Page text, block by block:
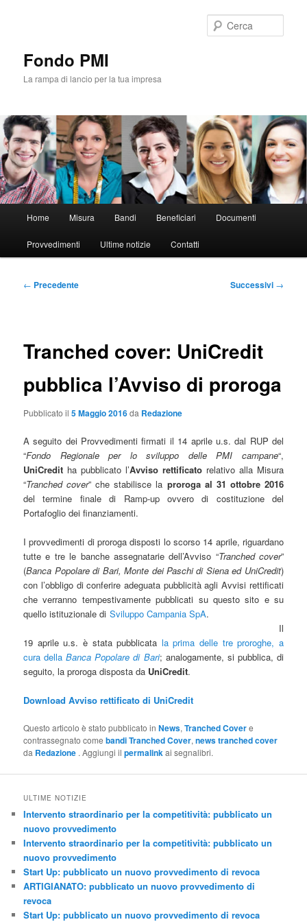
Fondo PMI
La rampa di lancio per la tua impresa
principale
Home Misura Bandi Beneficiari Documenti
Provvedimenti Ultime notizie Contatti
Navigazione
← Precedente Successivi →
Tranched cover: UniCredit
pubblica l’Avviso di proroga
Pubblicato il5 Maggio 2016da Redazione
A seguito dei Provvedimenti firmati il 14 aprile u.s. dal RUP del
“Fondo Regionale per lo sviluppo delle PMI campane“,
UniCredit ha pubblicato l’Avviso rettificato relativo alla Misura
“Tranched cover” che stabilisce la proroga al 31 ottobre 2016
del termine finale di Ramp-up ovvero di costituzione del
Portafoglio dei finanziamenti.
I provvedimenti di proroga disposti lo scorso 14 aprile, riguardano
tutte e tre le banche assegnatarie dell’Avviso “Tranched cover”
(Banca Popolare di Bari, Monte dei Paschi di Siena ed UniCredit)
con l’obbligo di conferire adeguata pubblicità agli Avvisi rettificati
che verranno tempestivamente pubblicati su questo sito e su
quello istituzionale di Sviluppo Campania SpA.
Il
19 aprile u.s. è stata pubblicata la prima delle tre proroghe, a
cura dellaBanca Popolare di Bari; analogamente, si pubblica, di
seguito, la proroga disposta da UniCredit.
Download Avviso rettificato di UniCredit
Questo articolo è stato pubblicato inNews,Tranched Covere
contrassegnato comebandi Tranched Cover,news tranched cover
da Redazione . Aggiungi ilpermalinkai segnalibri.
ULTIME NOTIZIE
Intervento straordinario per la competitività: pubblicato un
nuovo provvedimento
Intervento straordinario per la competitività: pubblicato un
nuovo provvedimento
Start Up: pubblicato un nuovo provvedimento di revoca
ARTIGIANATO: pubblicato un nuovo provvedimento di
revoca
Start Up: pubblicato un nuovo provvedimento di revoca